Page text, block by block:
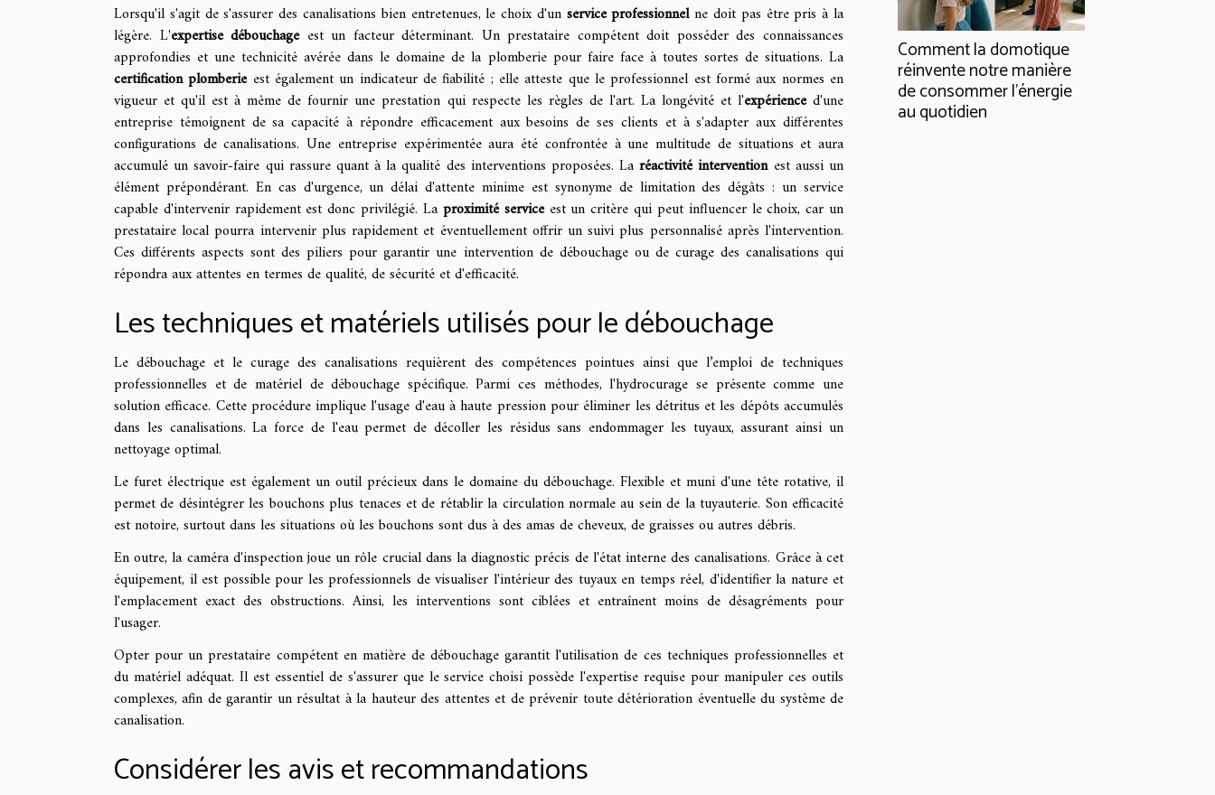
Lorsqu'il s'agit de s'assurer des canalisations bien entretenues, le choix d'un service professionnelne doit pas être pris à la
légère. L'expertise débouchageest un facteur déterminant. Un prestataire compétent doit posséder des connaissances
approfondies et une technicité avérée dans le domaine de la plomberie pour faire face à toutes sortes de situations. La
certification plomberieest également un indicateur de fiabilité ; elle atteste que le professionnel est formé aux normes en
vigueur et qu'il est à même de fournir une prestation qui respecte les règles de l'art. La longévité et l'expérienced'une
entreprise témoignent de sa capacité à répondre efficacement aux besoins de ses clients et à s'adapter aux différentes
configurations de canalisations. Une entreprise expérimentée aura été confrontée à une multitude de situations et aura
accumulé un savoir-faire qui rassure quant à la qualité des interventions proposées. Laréactivité interventionest aussi un
élément prépondérant. En cas d'urgence, un délai d'attente minime est synonyme de limitation des dégâts : un service
capable d'intervenir rapidement est donc privilégié. La proximité serviceest un critère qui peut influencer le choix, car un
prestataire local pourra intervenir plus rapidement et éventuellement offrir un suivi plus personnalisé après l'intervention.
Ces différents aspects sont des piliers pour garantir une intervention de débouchage ou de curage des canalisations qui
répondra aux attentes en termes de qualité, de sécurité et d'efficacité.
Les techniques et matériels utilisés pour le débouchage
Le débouchage et le curage des canalisations requièrent des compétences pointues ainsi que l’emploi de techniques
professionnelles et de matériel de débouchage spécifique. Parmi ces méthodes, l'hydrocurage se présente comme une
solution efficace. Cette procédure implique l'usage d'eau à haute pression pour éliminer les détritus et les dépôts accumulés
dans les canalisations. La force de l'eau permet de décoller les résidus sans endommager les tuyaux, assurant ainsi un
nettoyage optimal.
Le furet électrique est également un outil précieux dans le domaine du débouchage. Flexible et muni d'une tête rotative, il
permet de désintégrer les bouchons plus tenaces et de rétablir la circulation normale au sein de la tuyauterie. Son efficacité
est notoire, surtout dans les situations où les bouchons sont dus à des amas de cheveux, de graisses ou autres débris.
En outre, la caméra d'inspection joue un rôle crucial dans la diagnostic précis de l'état interne des canalisations. Grâce à cet
équipement, il est possible pour les professionnels de visualiser l'intérieur des tuyaux en temps réel, d'identifier la nature et
l'emplacement exact des obstructions. Ainsi, les interventions sont ciblées et entraînent moins de désagréments pour
l'usager.
Opter pour un prestataire compétent en matière de débouchage garantit l'utilisation de ces techniques professionnelles et
du matériel adéquat. Il est essentiel de s'assurer que le service choisi possède l'expertise requise pour manipuler ces outils
complexes, afin de garantir un résultat à la hauteur des attentes et de prévenir toute détérioration éventuelle du système de
canalisation.
Considérer les avis et recommandations
Comment la domotique
réinvente notre manière
de consommer l'énergie
au quotidien